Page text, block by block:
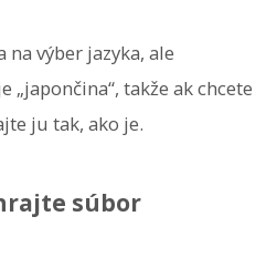
výber jazyka, ale
„japončina“, takže ak chcete
ju tak, ako je.
súbor